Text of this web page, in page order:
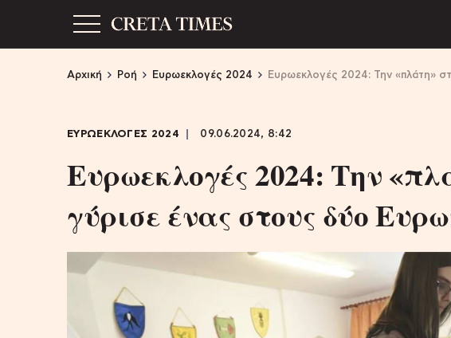
Αρχική Ροή Ευρωεκλογές 2024 Ευρωεκλογές 2024: Την «πλάτη»
ΕΥΡΩΕΚΛΟΓΕΣ 2024 09.06.2024, 8:42
Ευρωεκλογές 2024: Την
γύρισε ένας στους δύο